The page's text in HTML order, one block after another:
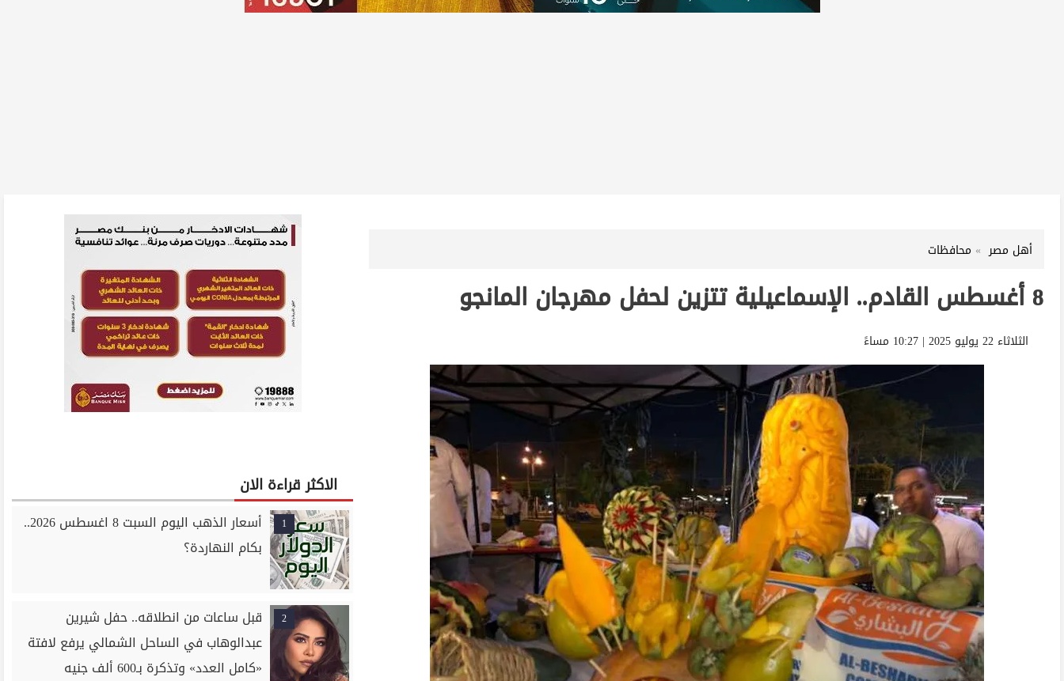
أهل مصر محافظات
8 أغسطس القادم.. الإسماعيلية تتزين لحفل مهرجان المانجو
الثلاثاء 22 يوليو 2025 | 10:27 مساءً
الاكثر قراءة الان
1
أسعار الذهب اليوم السبت 8 اغسطس 2026..
بكام النهاردة؟
2
قبل ساعات من انطلاقه.. حفل شيرين
عبدالوهاب في الساحل الشمالي يرفع لافتة
«كامل العدد» وتذكرة بـ600 ألف جنيه